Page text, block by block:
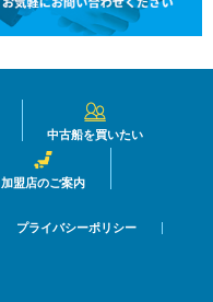
中古船を買いたい
加盟店のご案内
プライバシーポリシー